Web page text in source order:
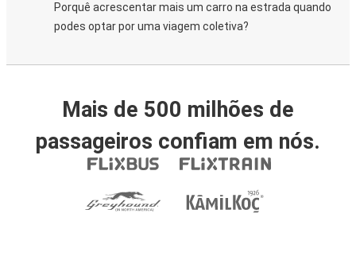
Porquê acrescentar mais um carro na estrada quando
podes optar por uma viagem coletiva?
Mais de 500 milhões de
passageiros confiam em nós.